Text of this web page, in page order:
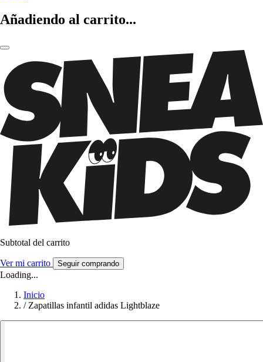
Añadiendo al carrito...
Subtotal del carrito
Ver mi carrito Seguir comprando
Loading...
Inicio
/ Zapatillas infantil adidas Lightblaze